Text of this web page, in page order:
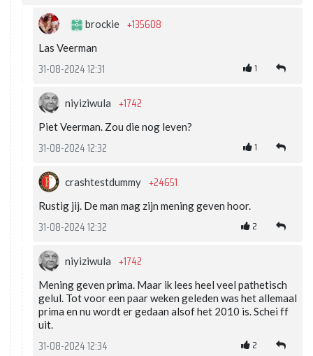
brockie +135608
Las Veerman
31-08-2024 12:31 1
niyiziwula +1742
Piet Veerman. Zou die nog leven?
31-08-2024 12:32 1
crashtestdummy +24651
Rustig jij. De man mag zijn mening geven hoor.
31-08-2024 12:32 2
niyiziwula +1742
Mening geven prima. Maar ik lees heel veel pathetisch
gelul. Tot voor een paar weken geleden was het allemaal
prima en nu wordt er gedaan alsof het 2010 is. Schei ff
uit.
31-08-2024 12:34 2